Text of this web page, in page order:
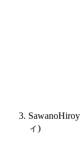
ィ)